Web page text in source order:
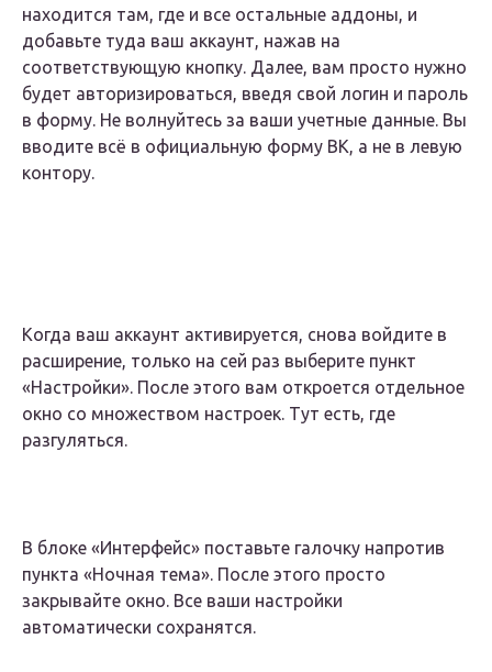
находится там, где и все остальные аддоны, и
добавьте туда ваш аккаунт, нажав на
соответствующую кнопку. Далее, вам просто нужно
будет авторизироваться, введя свой логин и пароль
в форму. Не волнуйтесь за ваши учетные данные. Вы
вводите всё в официальную форму ВК, а не в левую
контору.
Когда ваш аккаунт активируется, снова войдите в
расширение, только на сей раз выберите пункт
«Настройки». После этого вам откроется отдельное
окно со множеством настроек. Тут есть, где
разгуляться.
В блоке «Интерфейс» поставьте галочку напротив
пункта «Ночная тема». После этого просто
закрывайте окно. Все ваши настройки
автоматически сохранятся.